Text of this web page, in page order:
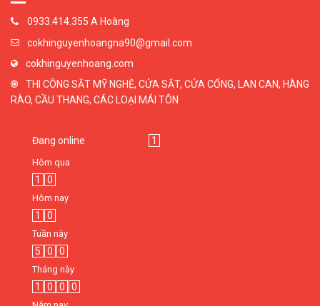
0933.414.355 A Hoàng
cokhinguyenhoangna90@gmail.com
cokhinguyenhoang.com
THI CÔNG SẮT MỸ NGHỆ, CỬA SẮT, CỬA CỔNG, LAN CAN, HÀNG
RÀO, CẦU THANG, CÁC LOẠI MÁI TÔN
Đang online 1
Hôm qua
1 0
Hôm nay
1 0
Tuần này
5 0 0
Tháng này
1 0 0 0